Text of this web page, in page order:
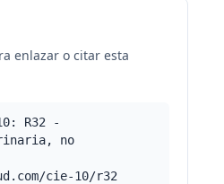
enlazar o citar esta
R32 -
no
cie-10/r32